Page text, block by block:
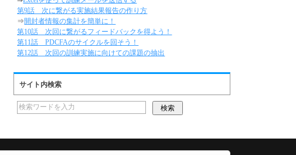
第9話 次に繋がる実施結果報告の作り方
⇒開封者情報の集計を簡単に！
第10話 次回に繋がるフィードバックを得よう！
第11話 PDCFAのサイクルを回そう！
第12話 次回の訓練実施に向けての課題の抽出
サイト内検索